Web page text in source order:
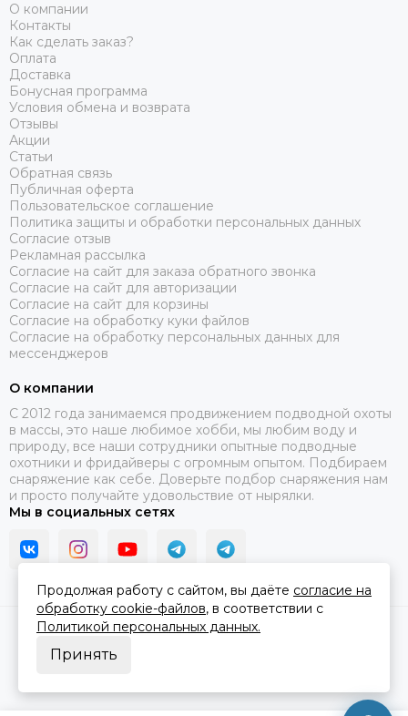
О компании
Контакты
Как сделать заказ?
Оплата
Доставка
Бонусная программа
Условия обмена и возврата
Отзывы
Акции
Статьи
Обратная связь
Публичная оферта
Пользовательское соглашение
Политика защиты и обработки персональных данных
Согласие отзыв
Рекламная рассылка
Согласие на сайт для заказа обратного звонка
Согласие на сайт для авторизации
Согласие на сайт для корзины
Согласие на обработку куки файлов
Согласие на обработку персональных данных для
мессенджеров
О компании
C 2012 года занимаемся продвижением подводной охоты
в массы, это наше любимое хобби, мы любим воду и
природу, все наши сотрудники опытные подводные
охотники и фридайверы с огромным опытом. Подбираем
снаряжение как себе. Доверьте подбор снаряжения нам
и просто получайте удовольствие от нырялки.
Мы в социальных сетях
2026 © В ластах.Карта сайта
Сделано в
Продолжая работу с сайтом, вы даёте согласие на
обработку cookie-файлов, в соответствии с
Политикой персональных данных.
Принять